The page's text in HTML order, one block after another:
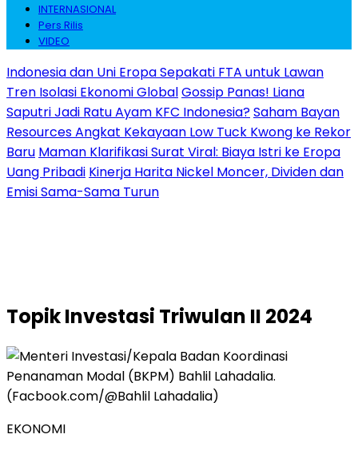
INTERNASIONAL
Pers Rilis
VIDEO
Indonesia dan Uni Eropa Sepakati FTA untuk Lawan
Tren Isolasi Ekonomi GlobalGossip Panas! Liana
Saputri Jadi Ratu Ayam KFC Indonesia?Saham Bayan
Resources Angkat Kekayaan Low Tuck Kwong ke Rekor
Baru Maman Klarifikasi Surat Viral: Biaya Istri ke Eropa
Uang Pribadi Kinerja Harita Nickel Moncer, Dividen dan
Emisi Sama-Sama Turun
TopikInvestasi Triwulan II 2024
EKONOMI